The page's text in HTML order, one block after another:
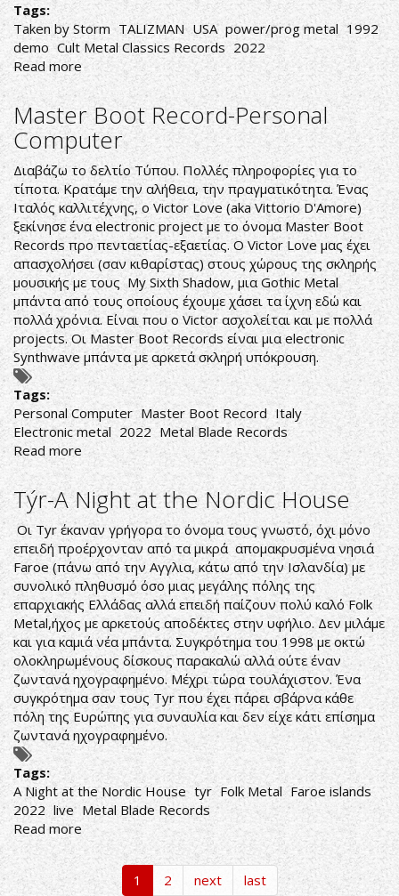
Tags:
Taken by Storm TALIZMAN USA power/prog metal 1992
demo Cult Metal Classics Records 2022
Read moreabout
Talizman-
Taken
by
Storm
Master Boot Record-Personal
Computer
Διαβάζω το δελτίο Τύπου. Πολλές πληροφορίες για το
τίποτα. Κρατάμε την αλήθεια, την πραγματικότητα. Ένας
Ιταλός καλλιτέχνης, ο Victor Love (aka Vittorio D'Amore)
ξεκίνησε ένα electronic project με το όνομα Master Boot
Records προ πενταετίας-εξαετίας. Ο Victor Love μας έχει
απασχολήσει (σαν κιθαρίστας) στους χώρους της σκληρής
μουσικής με τους My Sixth Shadow, μια Gothic Metal
μπάντα από τους οποίους έχουμε χάσει τα ίχνη εδώ και
πολλά χρόνια. Είναι που ο Victor ασχολείται και με πολλά
projects. Οι Master Boot Records είναι μια electronic
Synthwave μπάντα με αρκετά σκληρή υπόκρουση.
Tags:
Personal Computer Master Boot Record Italy
Electronic metal 2022 Metal Blade Records
Read more about
Master
Boot
Record-
Personal
Computer
Týr-A Night at the Nordic House
Οι Tyr έκαναν γρήγορα το όνομα τους γνωστό, όχι μόνο
επειδή προέρχονταν από τα μικρά απομακρυσμένα νησιά
Faroe (πάνω από την Αγγλια, κάτω από την Ισλανδία) με
συνολικό πληθυσμό όσο μιας μεγάλης πόλης της
επαρχιακής Ελλάδας αλλά επειδή παίζουν πολύ καλό Folk
Metal,ήχος με αρκετούς αποδέκτες στην υφήλιο. Δεν μιλάμε
και για καμιά νέα μπάντα. Συγκρότημα του 1998 με οκτώ
ολοκληρωμένους δίσκους παρακαλώ αλλά ούτε έναν
ζωντανά ηχογραφημένο. Μέχρι τώρα τουλάχιστον. Ένα
συγκρότημα σαν τους Tyr που έχει πάρει σβάρνα κάθε
πόλη της Ευρώπης για συναυλία και δεν είχε κάτι επίσημα
ζωντανά ηχογραφημένο.
Tags:
A Night at the Nordic House tyr Folk Metal Faroe islands
2022 live Metal Blade Records
Read more about
Týr-
A
Night
1 2 next last